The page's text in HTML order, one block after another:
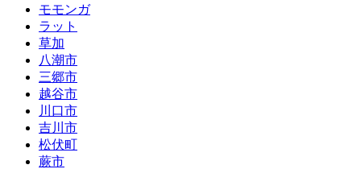
モモンガ
ラット
草加
八潮市
三郷市
越谷市
川口市
吉川市
松伏町
蕨市